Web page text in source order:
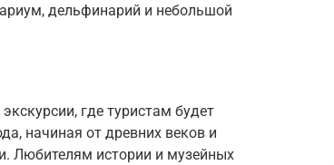
дельфинарий и небольшой
где туристам будет
начиная от древних веков и
Любителям истории и музейных